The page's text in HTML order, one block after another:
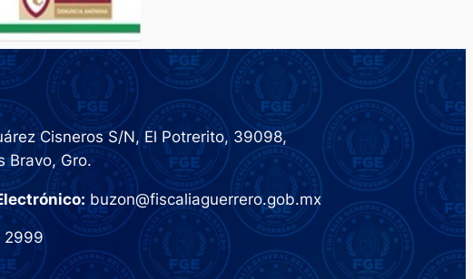
Cisneros S/N, El Potrerito, 39098,
Bravo, Gro.
buzon@fiscaliaguerrero.gob.mx
2999